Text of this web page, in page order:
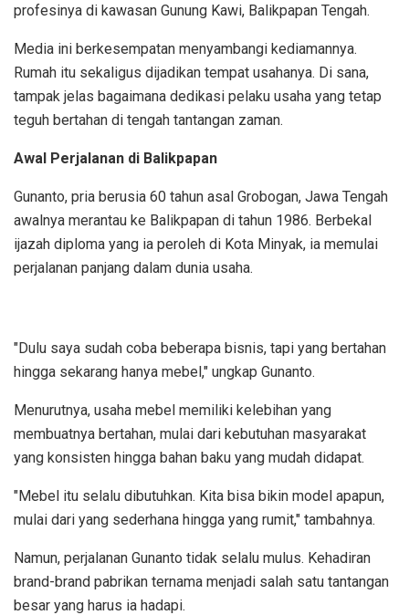
profesinya di kawasan Gunung Kawi, Balikpapan Tengah.
Media ini berkesempatan menyambangi kediamannya.
Rumah itu sekaligus dijadikan tempat usahanya. Di sana,
tampak jelas bagaimana dedikasi pelaku usaha yang tetap
teguh bertahan di tengah tantangan zaman.
Awal Perjalanan di Balikpapan
Gunanto, pria berusia 60 tahun asal Grobogan, Jawa Tengah
awalnya merantau ke Balikpapan di tahun 1986. Berbekal
ijazah diploma yang ia peroleh di Kota Minyak, ia memulai
perjalanan panjang dalam dunia usaha.
"Dulu saya sudah coba beberapa bisnis, tapi yang bertahan
hingga sekarang hanya mebel," ungkap Gunanto.
Menurutnya, usaha mebel memiliki kelebihan yang
membuatnya bertahan, mulai dari kebutuhan masyarakat
yang konsisten hingga bahan baku yang mudah didapat.
"Mebel itu selalu dibutuhkan. Kita bisa bikin model apapun,
mulai dari yang sederhana hingga yang rumit," tambahnya.
Namun, perjalanan Gunanto tidak selalu mulus. Kehadiran
brand-brand pabrikan ternama menjadi salah satu tantangan
besar yang harus ia hadapi.